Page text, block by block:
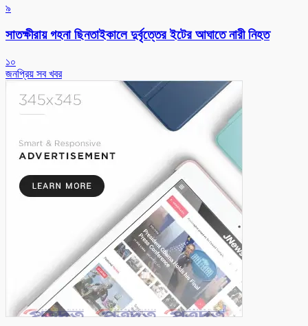
৯
সাতক্ষীরায় গহনা ছিনতাইকালে দুর্বৃত্তের ইটের আঘাতে নারী নিহত
১০
জনপ্রিয় সব খবর